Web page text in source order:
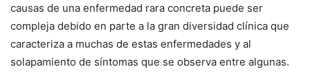
causas de una enfermedad rara concreta puede ser
compleja debido en parte a la gran diversidad clínica que
caracteriza a muchas de estas enfermedades y al
solapamiento de síntomas que se observa entre algunas.